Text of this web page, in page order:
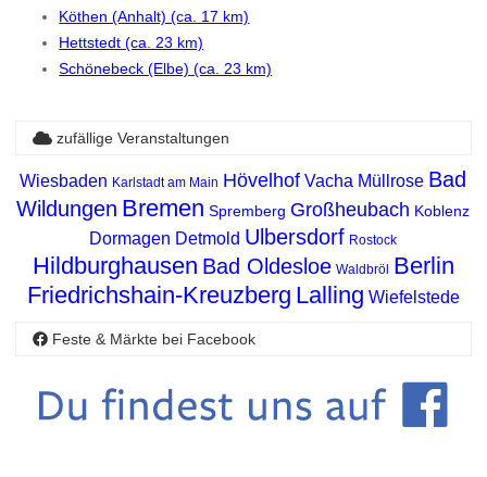
Köthen (Anhalt) (ca. 17 km)
Hettstedt (ca. 23 km)
Schönebeck (Elbe) (ca. 23 km)
zufällige Veranstaltungen
Wiesbaden Karlstadt am Main Hövelhof Vacha Müllrose Bad
Wildungen Bremen Spremberg Großheubach Koblenz
Dormagen Detmold Ulbersdorf Rostock
Hildburghausen Bad Oldesloe Waldbröl Berlin
Friedrichshain-Kreuzberg Lalling Wiefelstede
Feste & Märkte bei Facebook